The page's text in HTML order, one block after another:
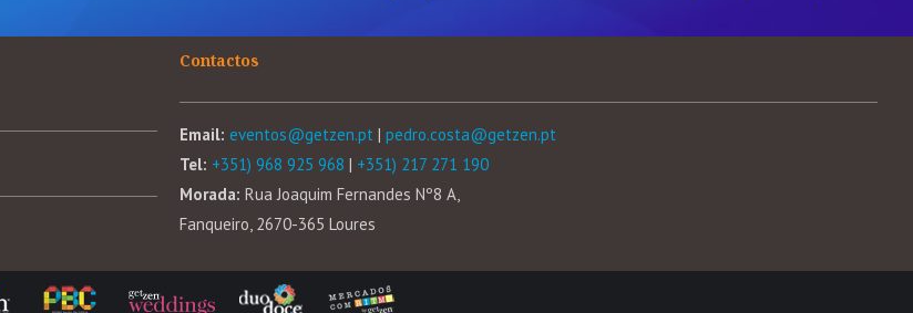
Contactos
Email: eventos@getzen.pt | pedro.costa@getzen.pt
Tel: +351) 968 925 968 | +351) 217 271 190
Morada: Rua Joaquim Fernandes Nº8 A,
Fanqueiro, 2670-365 Loures